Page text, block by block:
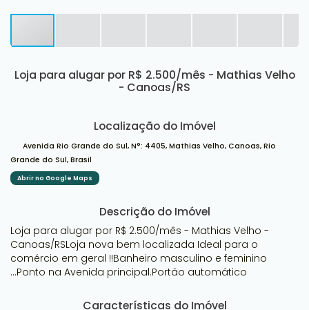
Loja para alugar por R$ 2.500/mês - Mathias Velho
- Canoas/RS
Localização do Imóvel
Avenida Rio Grande do Sul, N°: 4405, Mathias Velho, Canoas, Rio
Grande do Sul, Brasil
Abrir no Google Maps
Descrição do Imóvel
Loja para alugar por R$ 2.500/mês - Mathias Velho -
Canoas/RSLoja nova bem localizada Ideal para o
comércio em geral !!Banheiro masculino e feminino
...Ponto na Avenida principal.Portão automático
Características do Imóvel